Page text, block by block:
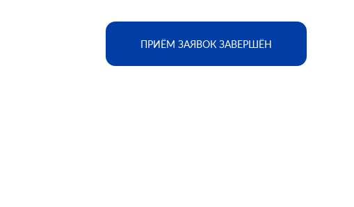
ПРИЁМ ЗАЯВОК ЗАВЕРШЁН